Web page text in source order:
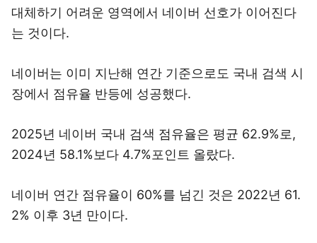
대체하기 어려운 영역에서 네이버 선호가 이어진다
는 것이다.
네이버는 이미 지난해 연간 기준으로도 국내 검색 시
장에서 점유율 반등에 성공했다.
2025년 네이버 국내 검색 점유율은 평균 62.9%로,
2024년 58.1%보다 4.7%포인트 올랐다.
네이버 연간 점유율이 60%를 넘긴 것은 2022년 61.
2% 이후 3년 만이다.